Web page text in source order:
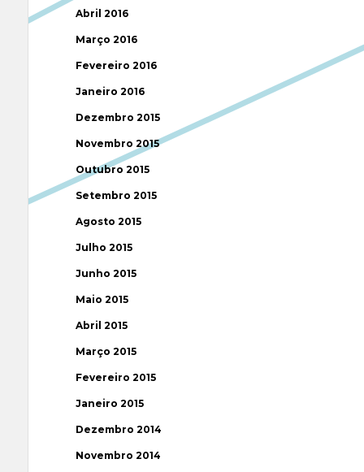
Abril 2016
Março 2016
Fevereiro 2016
Janeiro 2016
Dezembro 2015
Novembro 2015
Outubro 2015
Setembro 2015
Agosto 2015
Julho 2015
Junho 2015
Maio 2015
Abril 2015
Março 2015
Fevereiro 2015
Janeiro 2015
Dezembro 2014
Novembro 2014